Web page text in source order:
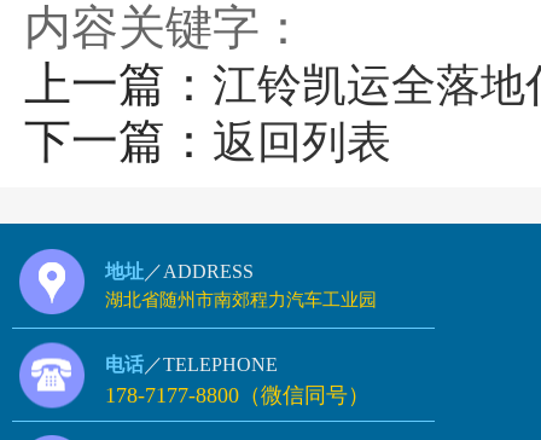
内容关键字：
上一篇： 江铃凯运全落地
下一篇： 返回列表
地址 ／ADDRESS
湖北省随州市南郊程力汽车工业园
电话 ／TELEPHONE
178-7177-8800（微信同号）